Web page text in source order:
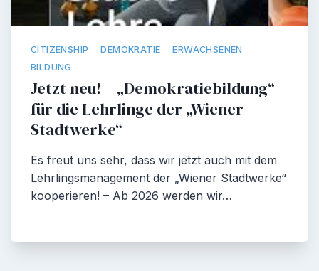
CITIZENSHIP DEMOKRATIE
ERWACHSENEN
BILDUNG
Jetzt neu! – „Demokratiebildung“
für die Lehrlinge der „Wiener
Stadtwerke“
Es freut uns sehr, dass wir jetzt auch mit dem
Lehrlingsmanagement der „Wiener Stadtwerke“
kooperieren! – Ab 2026 werden wir…